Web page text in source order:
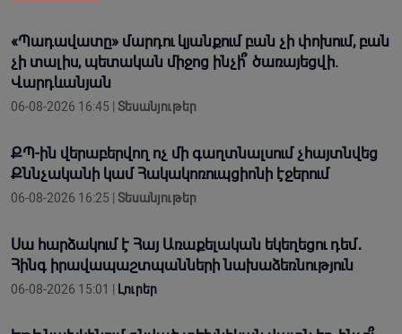
«Պադավատը» մարդու կյանքում բան չի փոխում, բան
չի տալիս, պետական միջոց ինչի՞ ծառայեցվի.
Վարդևանյան
06-08-2026 16:45 | Տեսանյութեր
ՔՊ-ին վերաբերվող ոչ մի գաղտնալսում չհայտնվեց
Քննչականի կամ Հակակոռուպցիոնի էջերում
06-08-2026 16:25 | Տեսանյութեր
Սա հարձակում է Հայ Առաքելական եկեղեցու դեմ․
Հինգ իրավապաշտպանների նախաձեռնություն
06-08-2026 15:01 | Լուրեր